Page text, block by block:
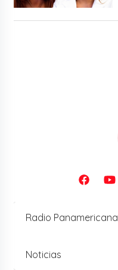
Radio Panamericana
Noticias